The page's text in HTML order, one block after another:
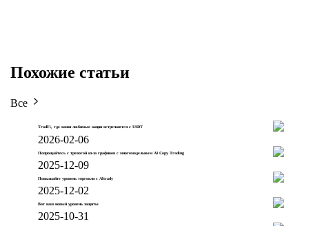
Похожие статьи
Все
TradFi, где ваши любимые акции встречаются с USDT
2026-02-06
Попрощайтесь с тревогой из-за графиков с многомодельным AI Copy Trading
2025-12-09
Повышайте уровень торговли с Altrady
2025-12-02
Вот ваш новый уровень защиты
2025-10-31